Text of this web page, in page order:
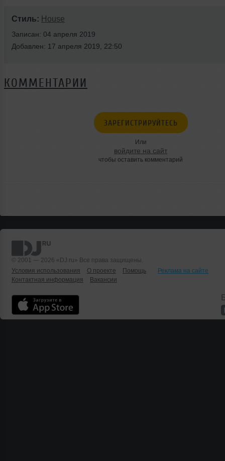
Стиль: House
Записан: 04 апреля 2019
Добавлен: 17 апреля 2019, 22:50
КОММЕНТАРИИ
ЗАРЕГИСТРИРУЙТЕСЬ
Или
войдите на сайт
чтобы оставить комментарий
© 2001 — 2026 «DJ.ru» Все права защищены.
Условия использования
О проекте Помощь
Реклама на сайте
Контактная информация
Вакансии